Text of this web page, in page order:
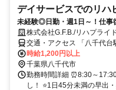
デイサービスでのリハ
未経験◎日勤・週1日～！仕事
株式会社G.F.B./リハプライ
交通・アクセス 「八千代
時給1,200円以上
千葉県八千代市
勤務時間詳細 ⏰8:30～
し！ ⭐1日45分未満の早出